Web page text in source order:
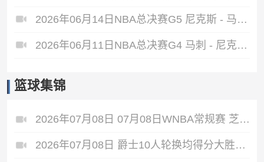
2026年06月14日NBA总决赛G5 尼克斯 - 马刺 全场录像
2026年06月11日NBA总决赛G4 马刺 - 尼克斯 全场录像
篮球集锦
2026年07月08日 07月08日WNBA常规赛 芝加哥天空 77 - 66 菲尼克斯水星 集锦
2026年07月08日 爵士10人轮换均得分大胜雷霆收获3连胜 彼得森缺阵 艾杜16+14